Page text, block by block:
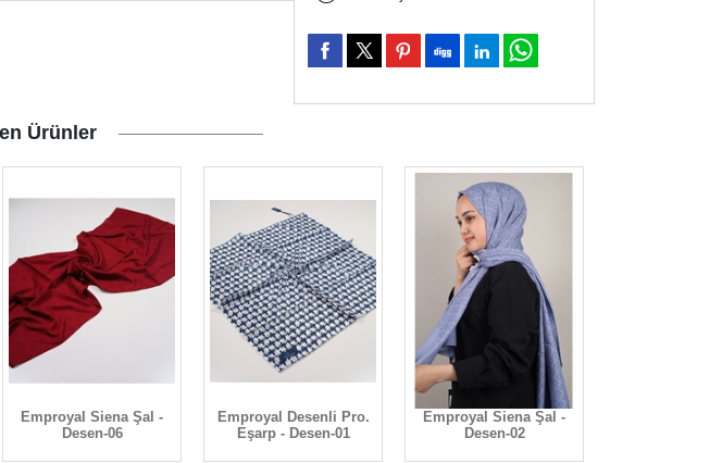
Ürünler
Emproyal Siena Şal -
Desen-06
Emproyal Desenli Pro.
Eşarp - Desen-01
Emproyal Siena Şal -
Desen-02